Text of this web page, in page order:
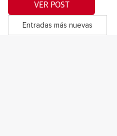
VER POST
Entradas más nuevas